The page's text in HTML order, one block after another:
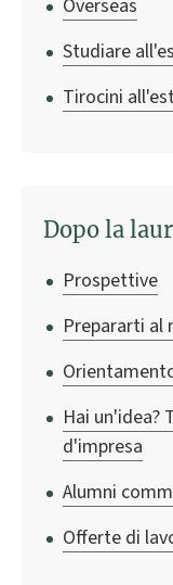
Overseas
Studiare
Tirocini
Dopo la
Prospettive
Prepararti al
Hai un'idea?
d'impresa
Alumni
Offerte di